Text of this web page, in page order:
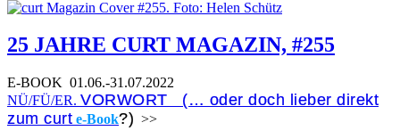
25 JAHRE CURT MAGAZIN, #255
E-BOOK 01.06.-31.07.2022
NÜ/FÜ/ER. VORWORT (… oder doch lieber direkt
zum curt e-Book?) >>